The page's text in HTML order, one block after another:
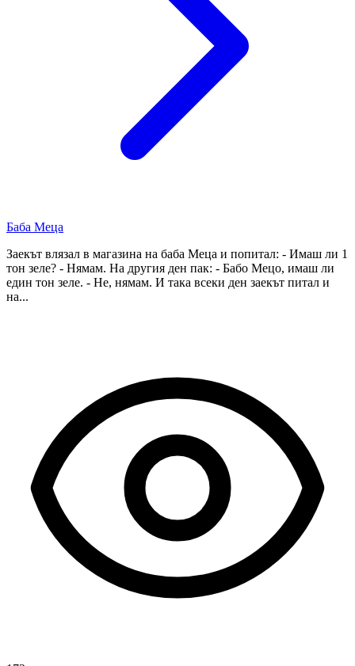
Баба Меца
Заекът влязал в магазина на баба Меца и попитал: - Имаш ли 1
тон зеле? - Нямам. На другия ден пак: - Бабо Мецо, имаш ли
един тон зеле. - Не, нямам. И така всеки ден заекът питал и
на...